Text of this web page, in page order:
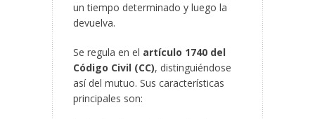
un tiempo determinado y luego la
devuelva.
Se regula en el artículo 1740 del
Código Civil (CC), distinguiéndose
así del mutuo. Sus características
principales son: